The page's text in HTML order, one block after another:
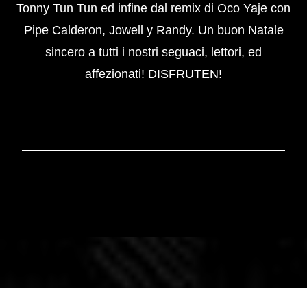
Tonny Tun Tun ed infine dal remix di Oco Yaje con
Pipe Calderon, Jowell y Randy. Un buon Natale
sincero a tutti i nostri seguaci, lettori, ed
affezionati! DISFRUTEN!